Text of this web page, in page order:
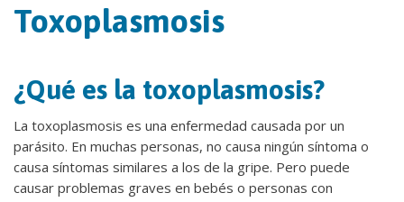
Toxoplasmosis
¿Qué es la toxoplasmosis?
La toxoplasmosis es una enfermedad causada por un
parásito. En muchas personas, no causa ningún síntoma o
causa síntomas similares a los de la gripe. Pero puede
causar problemas graves en bebés o personas con